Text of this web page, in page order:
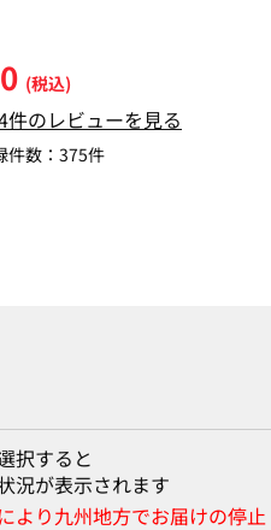
(税込)
件のレビューを見る
数： 375件
択すると
況が表示されます